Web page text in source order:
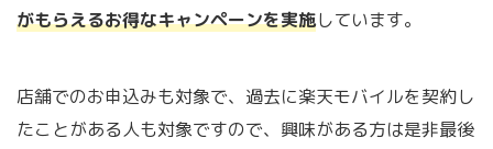
がもらえるお得なキャンペーンを実施しています。
店舗でのお申込みも対象で、過去に楽天モバイルを契約し
たことがある人も対象ですので、興味がある方は是非最後